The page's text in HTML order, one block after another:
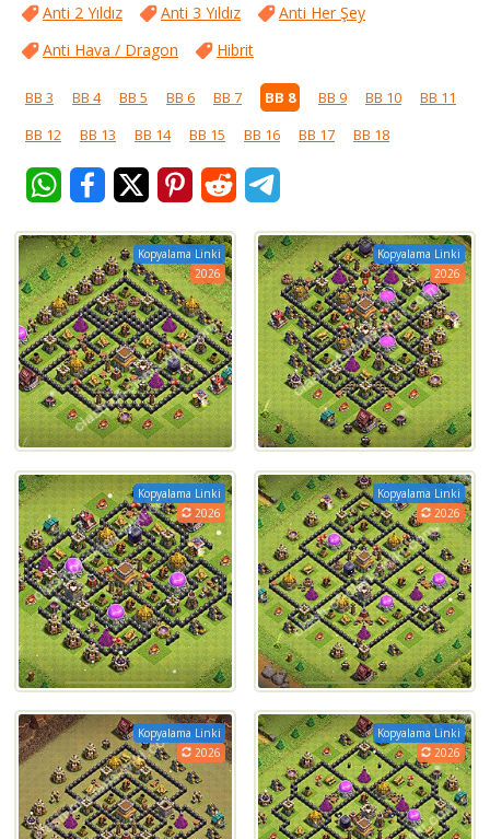
Anti 2 Yıldız Anti 3 Yıldız
Anti Her Şey
Anti Hava / Dragon
Hibrit
BB 3 BB 4 BB 5 BB 6 BB 7 BB 8 BB 9 BB 10
BB 11
BB 12
BB 13 BB 14 BB 15 BB 16 BB 17 BB 18
Kopyalama Linki
2026
Kopyalama Linki
2026
Kopyalama Linki
2026
Kopyalama Linki
2026
Kopyalama Linki
2026
Kopyalama Linki
2026